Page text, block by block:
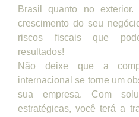
Brasil quanto no
crescimento do seu
riscos fiscais que
resultados!
Não deixe que a
internacional se torne um
sua empresa. Com
estratégicas, você terá a